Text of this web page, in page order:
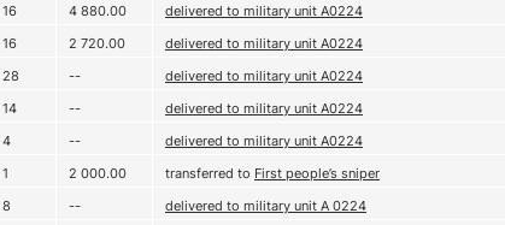
16 4 880.00
delivered to military unit А0224
16 2 720.00
delivered to military unit А0224
28 --
delivered to military unit А0224
14 --
delivered to military unit А0224
4 --
delivered to military unit А0224
1 2 000.00 transferred to First people’s sniper
8 --
delivered to military unit А 0224